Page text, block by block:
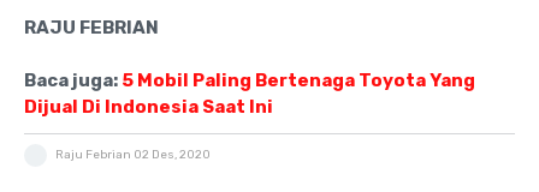
RAJU FEBRIAN
Baca juga: 5 Mobil Paling Bertenaga Toyota Yang
Dijual Di Indonesia Saat Ini
Raju Febrian 02 Des, 2020